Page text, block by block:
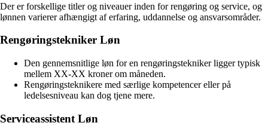
Der er forskellige titler og niveauer inden for rengøring og service, og
lønnen varierer afhængigt af erfaring, uddannelse og ansvarsområder.
Rengøringstekniker Løn
Den gennemsnitlige løn for en rengøringstekniker ligger typisk
mellem XX-XX kroner om måneden.
Rengøringsteknikere med særlige kompetencer eller på
ledelsesniveau kan dog tjene mere.
Serviceassistent Løn